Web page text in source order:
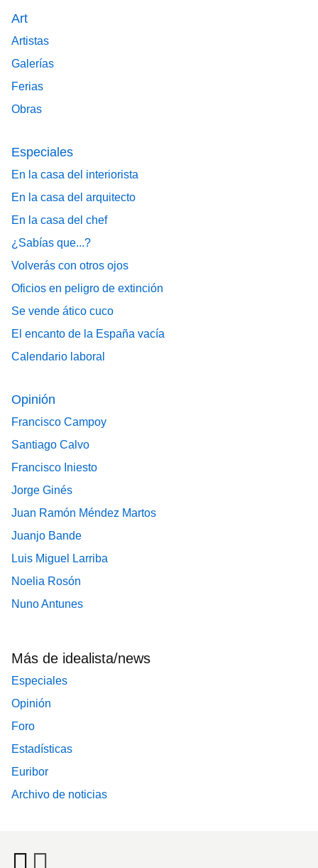
Art
Artistas
Galerías
Ferias
Obras
Especiales
En la casa del interiorista
En la casa del arquitecto
En la casa del chef
¿Sabías que...?
Volverás con otros ojos
Oficios en peligro de extinción
Se vende ático cuco
El encanto de la España vacía
Calendario laboral
Opinión
Francisco Campoy
Santiago Calvo
Francisco Iniesto
Jorge Ginés
Juan Ramón Méndez Martos
Juanjo Bande
Luis Miguel Larriba
Noelia Rosón
Nuno Antunes
Más de idealista/news
Especiales
Opinión
Foro
Estadísticas
Euribor
Archivo de noticias